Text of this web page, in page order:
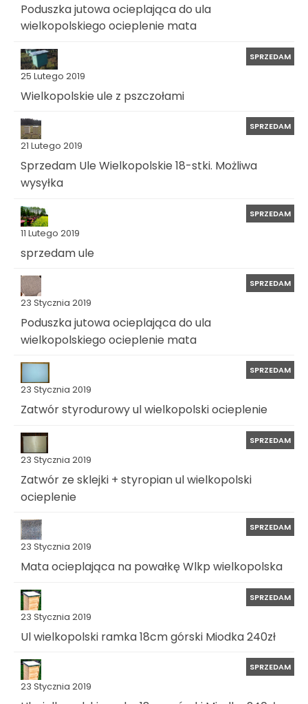
Poduszka jutowa ocieplająca do ula
wielkopolskiego ocieplenie mata
25 Lutego 2019
SPRZEDAM
Wielkopolskie ule z pszczołami
21 Lutego 2019
SPRZEDAM
Sprzedam Ule Wielkopolskie 18-stki. Możliwa
wysyłka
11 Lutego 2019
SPRZEDAM
sprzedam ule
23 Stycznia 2019
SPRZEDAM
Poduszka jutowa ocieplająca do ula
wielkopolskiego ocieplenie mata
23 Stycznia 2019
SPRZEDAM
Zatwór styrodurowy ul wielkopolski ocieplenie
23 Stycznia 2019
SPRZEDAM
Zatwór ze sklejki + styropian ul wielkopolski
ocieplenie
23 Stycznia 2019
SPRZEDAM
Mata ocieplająca na powałkę Wlkp wielkopolska
23 Stycznia 2019
SPRZEDAM
Ul wielkopolski ramka 18cm górski Miodka 240zł
23 Stycznia 2019
SPRZEDAM